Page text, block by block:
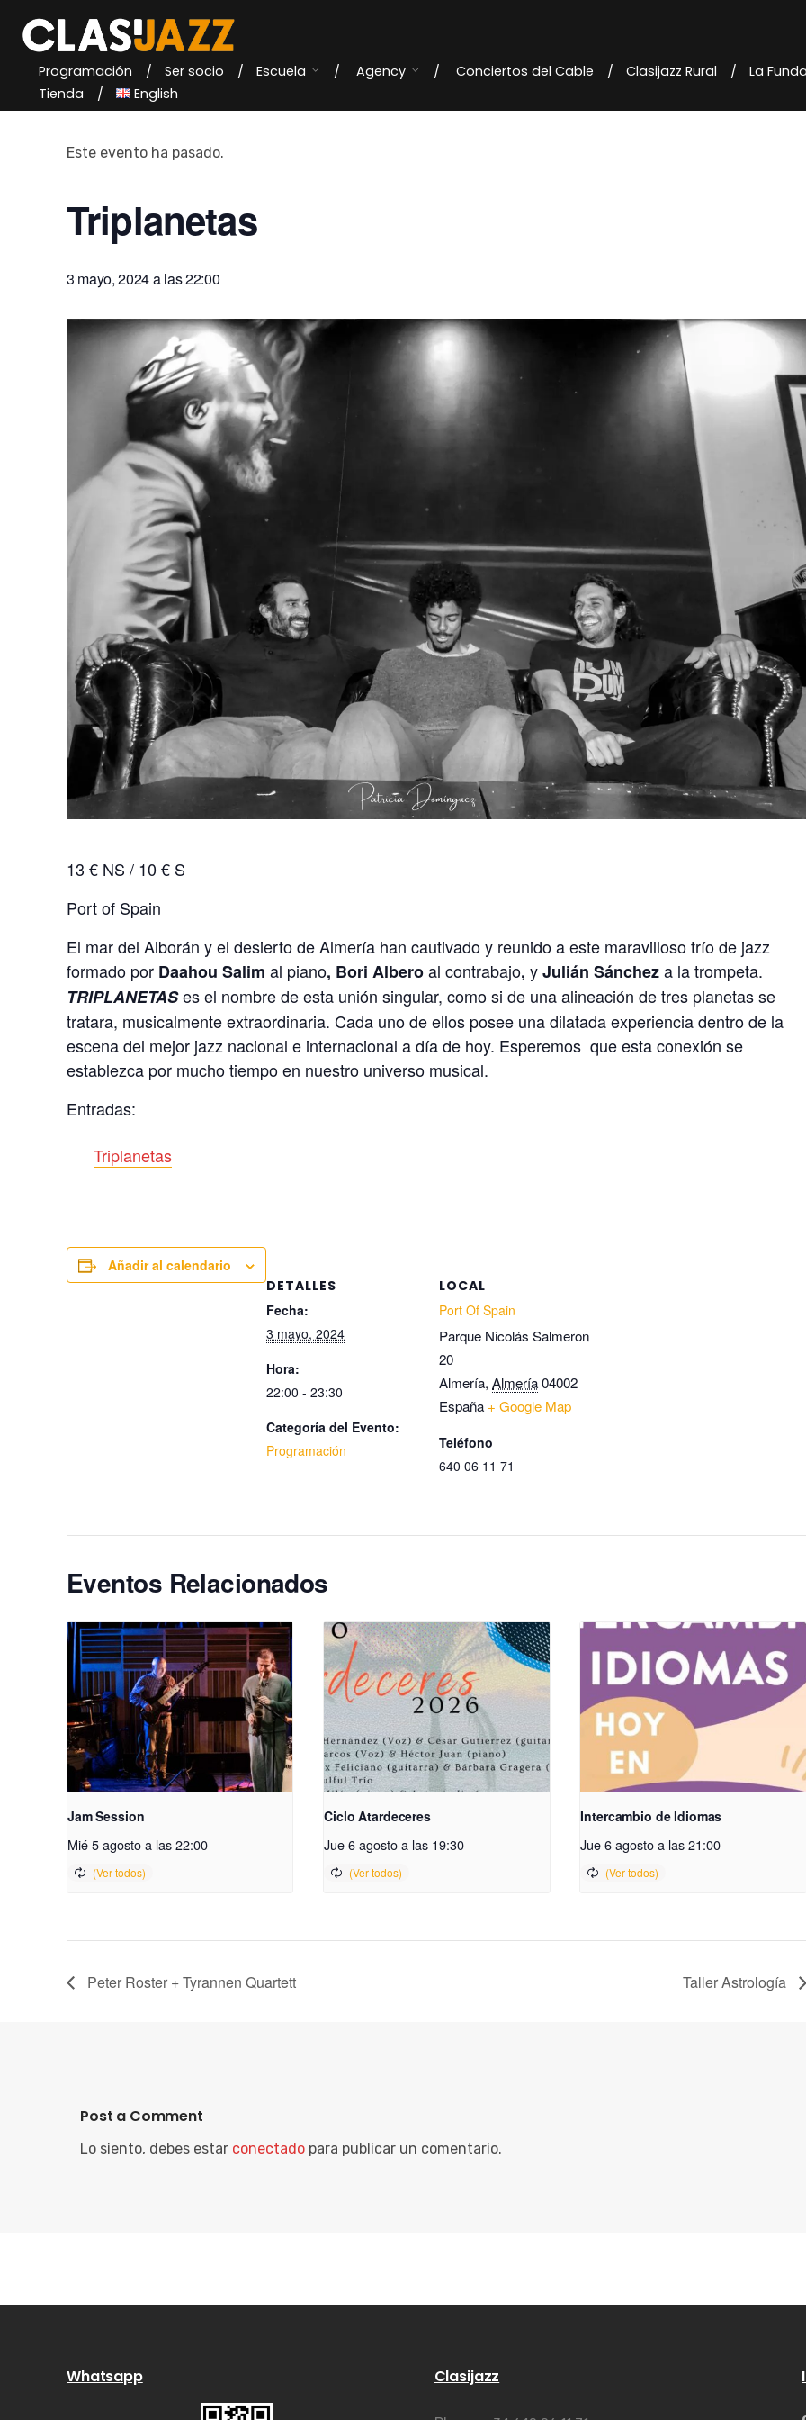
content
Programación Ser socio Escuela Agency Conciertos del Cable Clasijazz Rural La
Tienda
English
« Todos los Eventos
Este evento ha pasado.
Triplanetas
3 mayo, 2024 a las 22:00
13 € NS / 10 € S
Port of Spain
El mar del Alborán y el desierto de Almería han cautivado y reunido a este maravilloso trío de jazz
formado por Daahou Salim al piano, Bori Alberoal contrabajo, yJulián Sáncheza la trompeta.
TRIPLANETASes el nombre de esta unión singular, como si de una alineación de tres planetas se
tratara, musicalmente extraordinaria. Cada uno de ellos posee una dilatada experiencia dentro de la
escena del mejor jazz nacional e internacional a día de hoy. Esperemos que esta conexión se
establezca por mucho tiempo en nuestro universo musical.
Entradas:
Triplanetas
Añadir al calendario
DETALLES
Fecha:
3 mayo, 2024
Hora:
22:00 - 23:30
Categoría del Evento:
Programación
LOCAL
Port Of Spain
Parque Nicolás Salmeron
20
Almería, Almería04002
España + Google Map
Teléfono
640 06 11 71
Eventos Relacionados
Jam Session
Mié 5 agosto a las 22:00
Ciclo Atardeceres
Jue 6 agosto a las 19:30
Intercambio de Idiomas
Jue 6 agosto a las 21:00
Peter Roster + Tyrannen Quartett Taller Astrología
Post a Comment
Lo siento, debes estar conectado para publicar un comentario.
Whatsapp Clasijazz